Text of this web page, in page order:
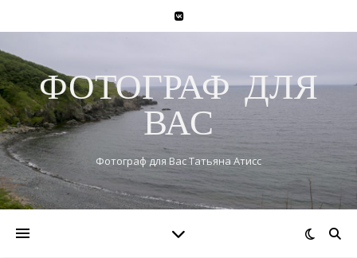
ФОТОГРАФ ДЛЯ
ВАС
Фотограф для Вас Татьяна Атисс